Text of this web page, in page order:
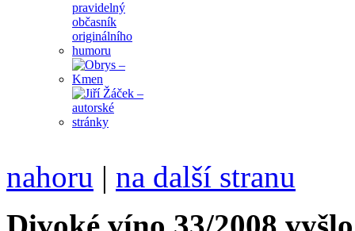
nahoru | na další stranu